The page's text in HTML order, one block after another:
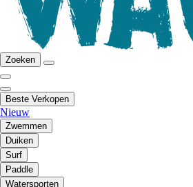
Zoeken
Beste Verkopen
Nieuw
Zwemmen
Duiken
Surf
Paddle
Watersporten